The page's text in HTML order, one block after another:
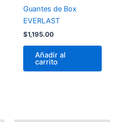
Guantes de Box
EVERLAST
$1,195.00
Añadir al
carrito